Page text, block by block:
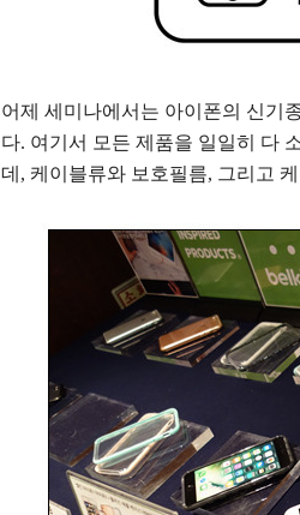
어제 세미나에서는 아이폰의 신기
다. 여기서 모든 제품을 일일히 다
데, 케이블류와 보호필름, 그리고